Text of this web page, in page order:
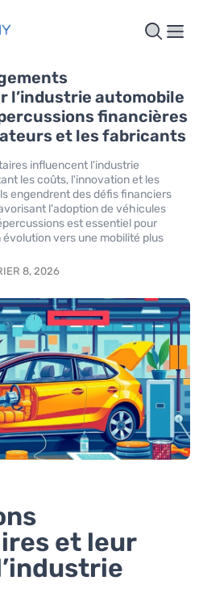
l’industrie automobile
financières
et les fabricants
influencent l'industrie
les coûts, l'innovation et les
engendrent des défis financiers
l'adoption de véhicules
est essentiel pour
vers une mobilité plus
8, 2026
et leur